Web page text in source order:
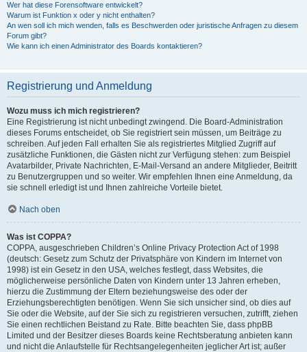
Wer hat diese Forensoftware entwickelt?
Warum ist Funktion x oder y nicht enthalten?
An wen soll ich mich wenden, falls es Beschwerden oder juristische Anfragen zu diesem
Forum gibt?
Wie kann ich einen Administrator des Boards kontaktieren?
Registrierung und Anmeldung
Wozu muss ich mich registrieren?
Eine Registrierung ist nicht unbedingt zwingend. Die Board-Administration
dieses Forums entscheidet, ob Sie registriert sein müssen, um Beiträge zu
schreiben. Auf jeden Fall erhalten Sie als registriertes Mitglied Zugriff auf
zusätzliche Funktionen, die Gästen nicht zur Verfügung stehen: zum Beispiel
Avatarbilder, Private Nachrichten, E-Mail-Versand an andere Mitglieder, Beitritt
zu Benutzergruppen und so weiter. Wir empfehlen Ihnen eine Anmeldung, da
sie schnell erledigt ist und Ihnen zahlreiche Vorteile bietet.
Nach oben
Was ist COPPA?
COPPA, ausgeschrieben Children’s Online Privacy Protection Act of 1998
(deutsch: Gesetz zum Schutz der Privatsphäre von Kindern im Internet von
1998) ist ein Gesetz in den USA, welches festlegt, dass Websites, die
möglicherweise persönliche Daten von Kindern unter 13 Jahren erheben,
hierzu die Zustimmung der Eltern beziehungsweise des oder der
Erziehungsberechtigten benötigen. Wenn Sie sich unsicher sind, ob dies auf
Sie oder die Website, auf der Sie sich zu registrieren versuchen, zutrifft, ziehen
Sie einen rechtlichen Beistand zu Rate. Bitte beachten Sie, dass phpBB
Limited und der Besitzer dieses Boards keine Rechtsberatung anbieten kann
und nicht die Anlaufstelle für Rechtsangelegenheiten jeglicher Art ist; außer